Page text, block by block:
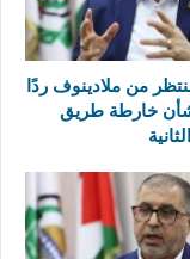
من ملادينوف ردًا
خارطة طريق